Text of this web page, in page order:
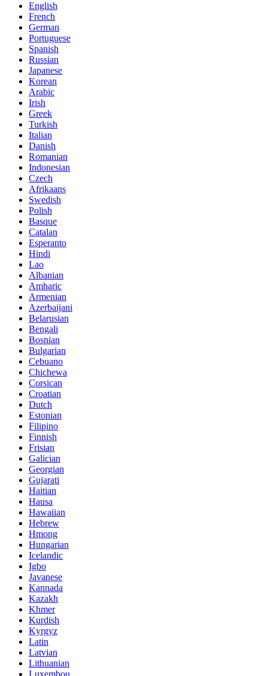
English
French
German
Portuguese
Spanish
Russian
Japanese
Korean
Arabic
Irish
Greek
Turkish
Italian
Danish
Romanian
Indonesian
Czech
Afrikaans
Swedish
Polish
Basque
Catalan
Esperanto
Hindi
Lao
Albanian
Amharic
Armenian
Azerbaijani
Belarusian
Bengali
Bosnian
Bulgarian
Cebuano
Chichewa
Corsican
Croatian
Dutch
Estonian
Filipino
Finnish
Frisian
Galician
Georgian
Gujarati
Haitian
Hausa
Hawaiian
Hebrew
Hmong
Hungarian
Icelandic
Igbo
Javanese
Kannada
Kazakh
Khmer
Kurdish
Kyrgyz
Latin
Latvian
Lithuanian